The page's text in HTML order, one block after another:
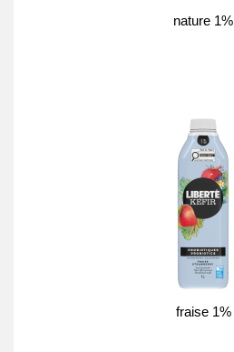
nature 1%
fraise 1%